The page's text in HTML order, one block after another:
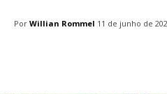
Por Willian Rommel 11 de junho de